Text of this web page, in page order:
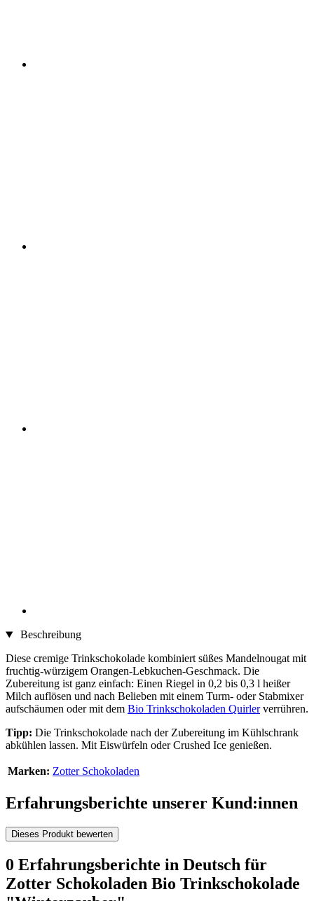
Beschreibung
Diese cremige Trinkschokolade kombiniert süßes Mandelnougat mit
fruchtig-würzigem Orangen-Lebkuchen-Geschmack. Die
Zubereitung ist ganz einfach: Einen Riegel in 0,2 bis 0,3 l heißer
Milch auflösen und nach Belieben mit einem Turm- oder Stabmixer
aufschäumen oder mit dem Bio Trinkschokoladen Quirlerverrühren.
Tipp: Die Trinkschokolade nach der Zubereitung im Kühlschrank
abkühlen lassen. Mit Eiswürfeln oder Crushed Ice genießen.
Marken: Zotter Schokoladen
Erfahrungsberichte unserer Kund:innen
Dieses Produkt bewerten
0 Erfahrungsberichte in Deutsch für
Zotter Schokoladen Bio Trinkschokolade